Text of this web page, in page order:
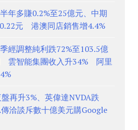
年多賺0.2%至25億元、中期
元 港澳同店銷售增4.4%
經調整純利跌72%至103.5億
雲智能集團收入升34% 阿里
再升3%、英偉達NVDA跌
洽談斥數十億美元購Google